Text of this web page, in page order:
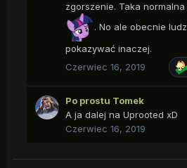
zgorszenie. Taka
. No ale obecnie
pokazywać inaczej.
Czerwiec 16, 2019
Po prostu Tomek
A ja dalej na Uprooted xD
Czerwiec 16, 2019